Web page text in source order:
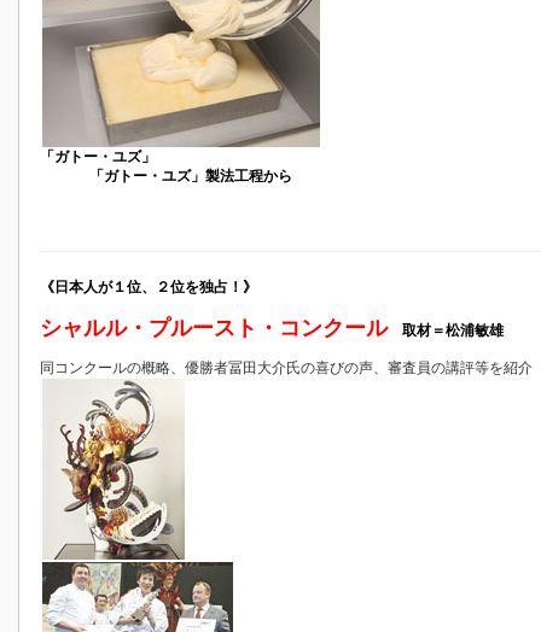
「ガトー・ユズ」
「ガトー・ユズ」製法工程から
《日本人が１位、２位を独占！》
シャルル・プルースト・コンクール取材＝松浦敏雄
同コンクールの概略、優勝者冨田大介氏の喜びの声、審査員の講評等を紹介